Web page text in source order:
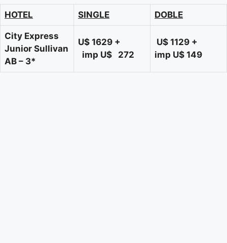
HOTEL SINGLE DOBLE
City Express
Junior Sullivan
AB – 3*
U$ 1629 +
imp U$ 272
U$ 1129 +
imp U$ 149